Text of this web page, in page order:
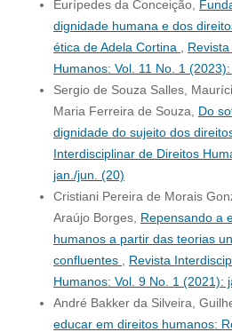
Eurípedes da Conceição,
dignidade humana e dos
ética de Adela Cortina
Humanos: Vol. 11 No. 1
Sergio de Souza Salles,
Maria Ferreira de Souza, Do
dignidade do sujeito dos
Interdisciplinar de Direitos
jan./jun. (20)
Cristiani Pereira de Morais
Araújo Borges, Repensando a
humanos a partir das teorias
confluentes
Revista
Humanos: Vol. 9 No. 1 (2021):
André Bakker da Silveira,
educar em direitos humanos: